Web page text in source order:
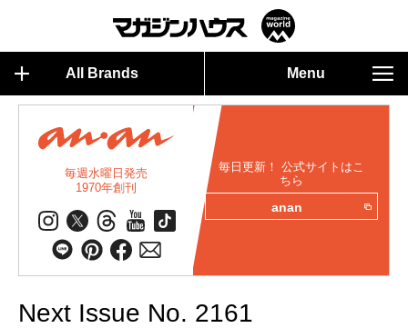
All Brands Menu
毎週水曜日発売
1970年創刊
毎日更新！ 公式サイトはこ
ちら
anan
Next Issue No. 2161